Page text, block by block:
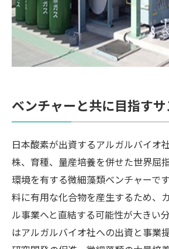
ベンチャーと共に目指す
日本酸素が出資するアルガルバイオ
株、育種、量産培養を併せた世界屈
環境を有する微細藻類ベンチャーで
料に有用な化合物を産生するため、
ル事業へと直結する可能性が大きい
はアルガルバイオ社への出資と事業